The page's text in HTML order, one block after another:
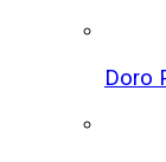
Doro